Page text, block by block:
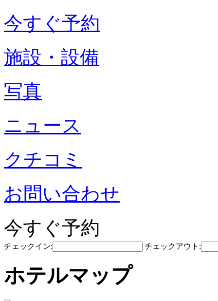
今すぐ予約
施設・設備
写真
ニュース
クチコミ
お問い合わせ
今すぐ予約
チェックイン: チェックアウト:
ホテルマップ